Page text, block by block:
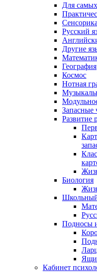
Для
Сенсорика
Русский
Другие
География
Космос
Нотная
Запасные
Развитие
Биология
Подносы
Кабинет